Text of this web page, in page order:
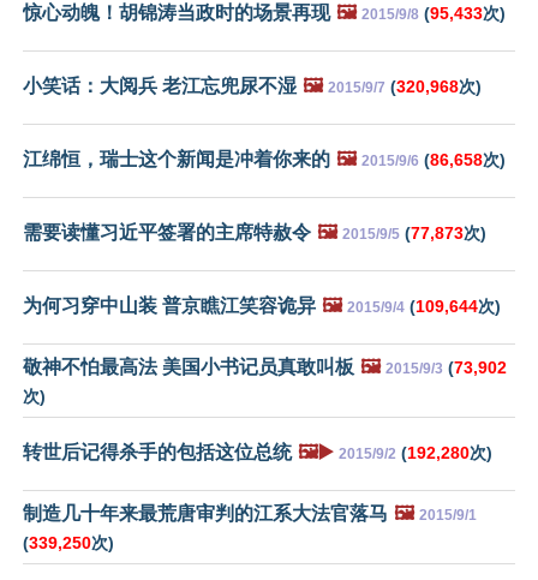
惊心动魄！胡锦涛当政时的场景再现 🖼️ 2015/9/8 (95,433次)
小笑话：大阅兵 老江忘兜尿不湿 🖼️ 2015/9/7 (320,968次)
江绵恒，瑞士这个新闻是冲着你来的 🖼️ 2015/9/6 (86,658次)
需要读懂习近平签署的主席特赦令 🖼️ 2015/9/5 (77,873次)
为何习穿中山装 普京瞧江笑容诡异 🖼️ 2015/9/4 (109,644次)
敬神不怕最高法 美国小书记员真敢叫板 🖼️ 2015/9/3 (73,902
次)
转世后记得杀手的包括这位总统 🖼️▶️ 2015/9/2 (192,280次)
制造几十年来最荒唐审判的江系大法官落马 🖼️ 2015/9/1
(339,250次)